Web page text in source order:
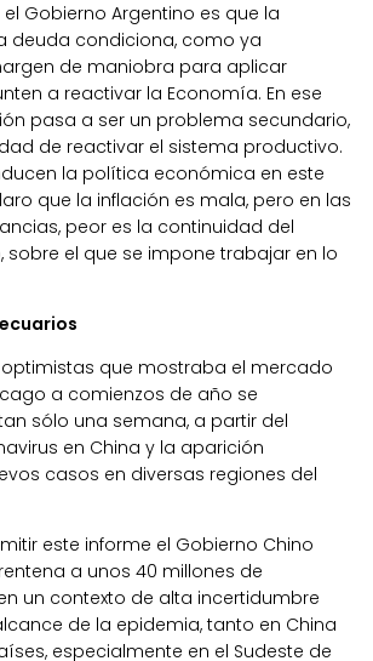
Gobierno Argentino es que la
deuda condiciona, como ya
de maniobra para aplicar
a reactivar la Economía. En ese
pasa a ser un problema secundario,
de reactivar el sistema productivo.
la política económica en este
que la inflación es mala, pero en las
peor es la continuidad del
sobre el que se impone trabajar en lo
que mostraba el mercado
a comienzos de año se
sólo una semana, a partir del
en China y la aparición
casos en diversas regiones del
este informe el Gobierno Chino
a unos 40 millones de
un contexto de alta incertidumbre
de la epidemia, tanto en China
especialmente en el Sudeste de